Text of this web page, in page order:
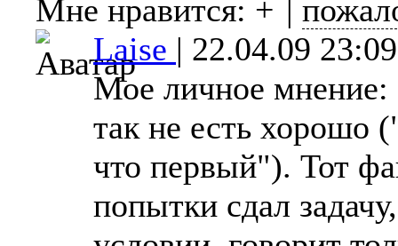
Мне нравится:
|
Laise | 22.04.09 23:09
Мое личное мнение:
так не есть хорошо
что первый"). Тот
попытки сдал